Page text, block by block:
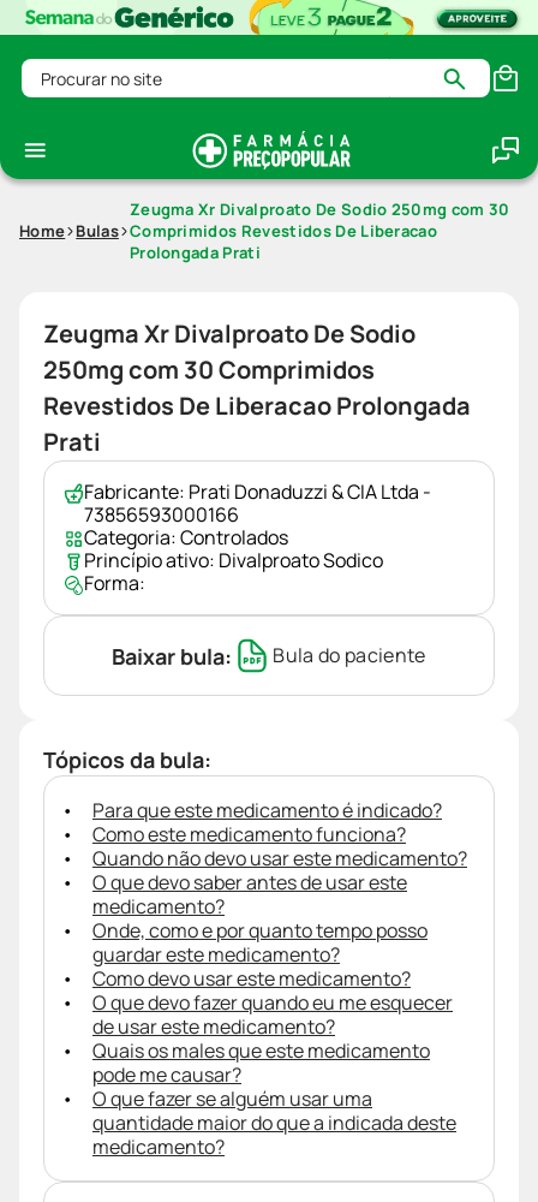
Procurar no site
Home Bulas
Zeugma Xr Divalproato De Sodio 250mg com 30
Comprimidos Revestidos De Liberacao
Prolongada Prati
Zeugma Xr Divalproato De Sodio
250mg com 30 Comprimidos
Revestidos De Liberacao Prolongada
Prati
Fabricante: Prati Donaduzzi & CIA Ltda -
73856593000166
Categoria:Controlados
Princípio ativo: Divalproato Sodico
Forma:
Baixar bula: Bula do paciente
Tópicos da bula:
Para que este medicamento é indicado?
Como este medicamento funciona?
Quando não devo usar este medicamento?
O que devo saber antes de usar este
medicamento?
Onde, como e por quanto tempo posso
guardar este medicamento?
Como devo usar este medicamento?
O que devo fazer quando eu me esquecer
de usar este medicamento?
Quais os males que este medicamento
pode me causar?
O que fazer se alguém usar uma
quantidade maior do que a indicada deste
medicamento?